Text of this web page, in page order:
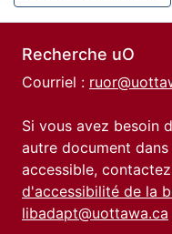
Recherche uO
Courriel :
Si vous avez besoin
autre document
accessible,
d'accessibilité de la
libadapt@uottawa.ca